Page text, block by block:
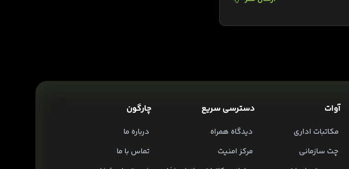
آوات
مکاتبات اداری
چت سازمانی
دسترسی سریع
دیدگاه همراه
مرکز امنیت
چارگون
درباره ما
تماس با ما